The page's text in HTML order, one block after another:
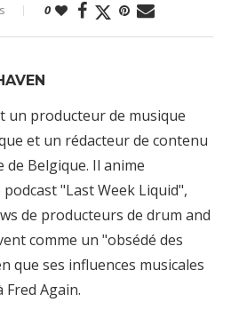
0
un producteur de musique
et un rédacteur de contenu
Belgique. Il anime
"Last Week Liquid",
de producteurs de drum and
comme un "obsédé des
que ses influences musicales
Fred Again.